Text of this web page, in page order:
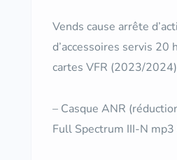
Vends cause arrête
d’accessoires servis 20
cartes VFR (2023/2024)
– Casque ANR
Full Spectrum III-N